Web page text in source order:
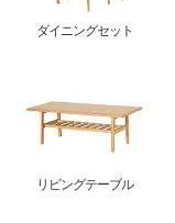
ダイニングセット
リビングテーブル